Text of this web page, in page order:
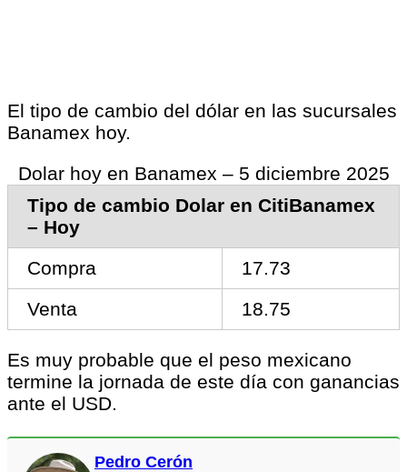
El tipo de cambio del dólar en las sucursales
Banamex hoy.
Dolar hoy en Banamex – 5 diciembre 2025
Tipo de cambio Dolar en CitiBanamex
– Hoy
Compra
17.73
Venta
18.75
Es muy probable que el peso mexicano
termine la jornada de este día con ganancias
ante el USD.
Pedro Cerón